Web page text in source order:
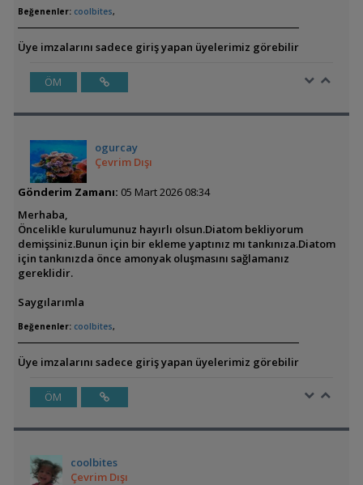
Beğenenler: coolbites,
Üye imzalarını sadece giriş yapan üyelerimiz görebilir
ÖM
ogurcay
Çevrim Dışı
Gönderim Zamanı: 05 Mart 2026 08:34
Merhaba,
Öncelikle kurulumunuz hayırlı olsun.Diatom bekliyorum
demişsiniz.Bunun için bir ekleme yaptınız mı tankınıza.Diatom
için tankınızda önce amonyak oluşmasını sağlamanız
gereklidir.
Saygılarımla
Beğenenler: coolbites,
Üye imzalarını sadece giriş yapan üyelerimiz görebilir
ÖM
coolbites
Çevrim Dışı